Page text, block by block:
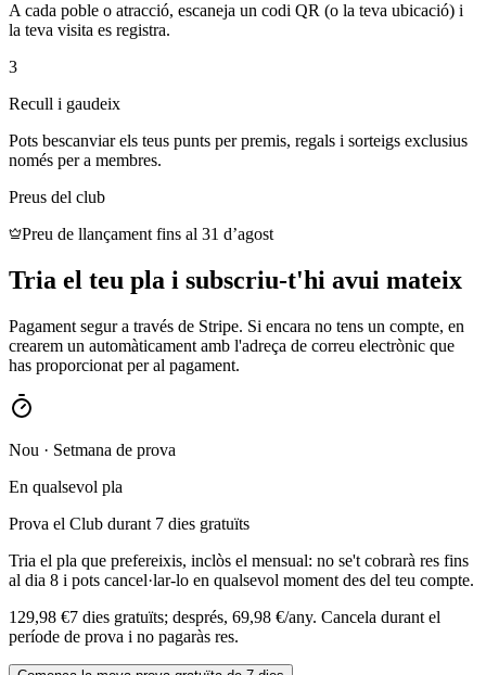
A cada poble o atracció, escaneja un codi QR (o la teva ubicació) i
la teva visita es registra.
3
Recull i gaudeix
Pots bescanviar els teus punts per premis, regals i sorteigs exclusius
només per a membres.
Preus del club
Preu de llançament fins al 31 d’agost
Tria el teu pla i subscriu-t'hi avui mateix
Pagament segur a través de Stripe. Si encara no tens un compte, en
crearem un automàticament amb l'adreça de correu electrònic que
has proporcionat per al pagament.
Nou · Setmana de prova
En qualsevol pla
Prova el Club durant 7 dies gratuïts
Tria el pla que prefereixis, inclòs el mensual: no se't cobrarà res fins
al dia 8 i pots cancel·lar-lo en qualsevol moment des del teu compte.
129,98 €7 dies gratuïts; després, 69,98 €/any. Cancela durant el
període de prova i no pagaràs res.